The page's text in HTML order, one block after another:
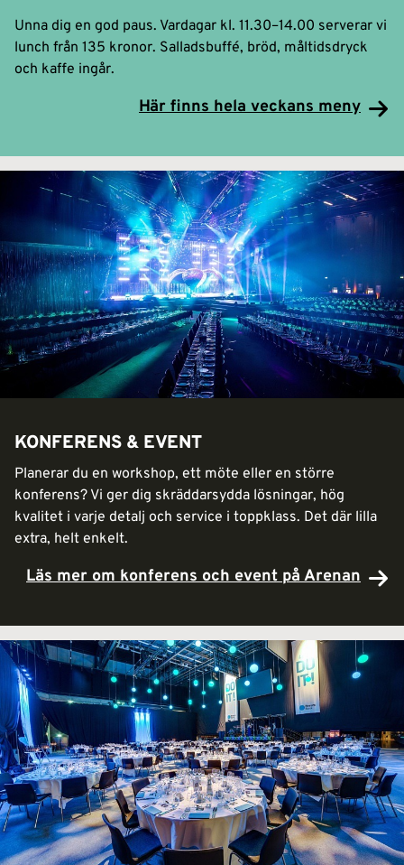
Unna dig en god paus. Vardagar kl. 11.30–14.00 serverar vi
lunch från 135 kronor. Salladsbuffé, bröd, måltidsdryck
och kaffe ingår.
Här finns hela veckans meny
KONFERENS & EVENT
Planerar du en workshop, ett möte eller en större
konferens? Vi ger dig skräddarsydda lösningar, hög
kvalitet i varje detalj och service i toppklass. Det där lilla
extra, helt enkelt.
Läs mer om konferens och event på Arenan